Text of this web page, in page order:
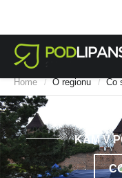
Home / O regionu / Co
KAM V